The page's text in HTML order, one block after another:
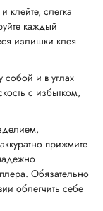
клейте, слегка
каждый
излишки клея
и в углах
с избытком,
прижмите
Обязательно
облегчить себе